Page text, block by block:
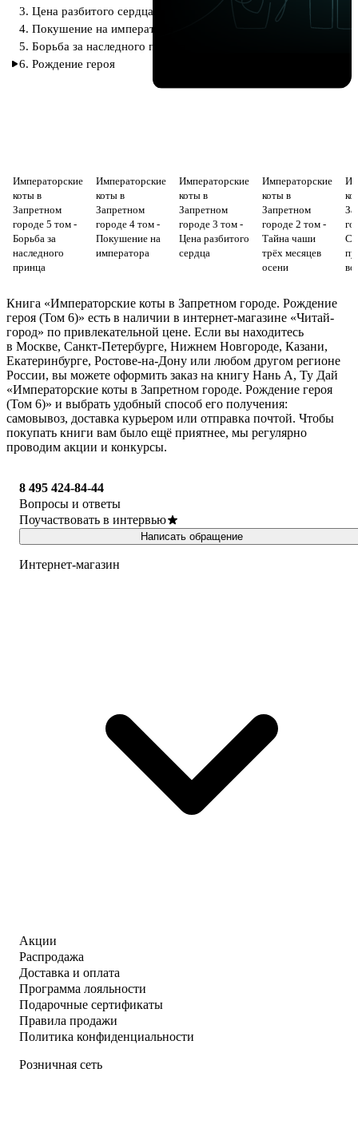
3. Цена разбитого сердца
4. Покушение на императора
5. Борьба за наследного принца
6. Рождение героя
Императорские
коты в
Запретном
городе 5 том -
Борьба за
наследного
принца
Императорские
коты в
Запретном
городе 4 том -
Покушение на
императора
Императорские
коты в
Запретном
городе 3 том -
Цена разбитого
сердца
Императорские
коты в
Запретном
городе 2 том -
Тайна чаши
трёх месяцев
осени
во
Книга «Императорские коты в Запретном городе. Рождение
героя (Том 6)» есть в наличии в интернет-магазине «Читай-
город» по привлекательной цене. Если вы находитесь
в Москве, Санкт-Петербурге, Нижнем Новгороде, Казани,
Екатеринбурге, Ростове-на-Дону или любом другом регионе
России, вы можете оформить заказ на книгу Нань А, Ту Дай
«Императорские коты в Запретном городе. Рождение героя
(Том 6)» и выбрать удобный способ его получения:
самовывоз, доставка курьером или отправка почтой. Чтобы
покупать книги вам было ещё приятнее, мы регулярно
проводим акции и конкурсы.
8 495 424-84-44
Вопросы и ответы
Поучаствовать в интервью
Написать обращение
Интернет-магазин
Акции
Распродажа
Доставка и оплата
Программа лояльности
Подарочные сертификаты
Правила продажи
Политика конфиденциальности
Розничная сеть